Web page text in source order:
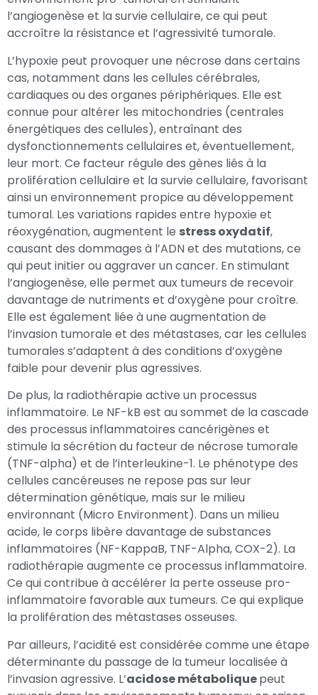
l’angiogenèse et la survie cellulaire, ce qui peut
accroître la résistance et l’agressivité tumorale.
L’hypoxie peut provoquer une nécrose dans certains
cas, notamment dans les cellules cérébrales,
cardiaques ou des organes périphériques. Elle est
connue pour altérer les mitochondries (centrales
énergétiques des cellules), entraînant des
dysfonctionnements cellulaires et, éventuellement,
leur mort. Ce facteur régule des gènes liés à la
prolifération cellulaire et la survie cellulaire, favorisant
ainsi un environnement propice au développement
tumoral. Les variations rapides entre hypoxie et
réoxygénation, augmentent le stress oxydatif,
causant des dommages à l’ADN et des mutations, ce
qui peut initier ou aggraver un cancer. En stimulant
l’angiogenèse, elle permet aux tumeurs de recevoir
davantage de nutriments et d’oxygène pour croître.
Elle est également liée à une augmentation de
l’invasion tumorale et des métastases, car les cellules
tumorales s’adaptent à des conditions d’oxygène
faible pour devenir plus agressives.
De plus, la radiothérapie active un processus
inflammatoire. Le NF-kB est au sommet de la cascade
des processus inflammatoires cancérigènes et
stimule la sécrétion du facteur de nécrose tumorale
(TNF-alpha) et de l’interleukine-1. Le phénotype des
cellules cancéreuses ne repose pas sur leur
détermination génétique, mais sur le milieu
environnant (Micro Environment). Dans un milieu
acide, le corps libère davantage de substances
inflammatoires (NF-KappaB, TNF-Alpha, COX-2). La
radiothérapie augmente ce processus inflammatoire.
Ce qui contribue à accélérer la perte osseuse pro-
inflammatoire favorable aux tumeurs. Ce qui explique
la prolifération des métastases osseuses.
Par ailleurs, l’acidité est considérée comme une étape
déterminante du passage de la tumeur localisée à
l’invasion agressive. L’acidose métaboliquepeut